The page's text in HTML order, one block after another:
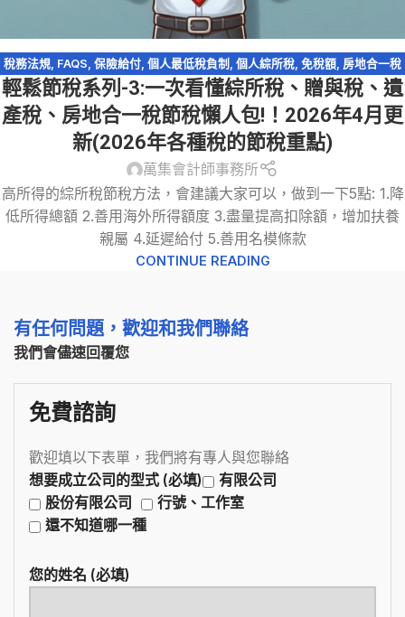
稅務法規 FAQS 保險給付 個人最低稅負制 個人綜所稅 免稅額 房地合一稅
2.0,海外所得,股利收入,資產傳承,輕鬆節稅,輕鬆節稅-綜所稅,農地, 遺產及
贈與稅
輕鬆節稅系列-3:一次看懂綜所稅、贈與稅、遺
產稅、房地合一稅節稅懶人包!！2026年4月更
新(2026年各種稅的節稅重點)
萬集會計師事務所
高所得的綜所稅節稅方法，會建議大家可以，做到一下5點: 1.降
低所得總額 2.善用海外所得額度 3.盡量提高扣除額，增加扶養
親屬 4.延遲給付 5.善用名模條款
CONTINUE READING
有任何問題，歡迎和我們聯絡
我們會儘速回覆您
免費諮詢
歡迎填以下表單，我們將有專人與您聯絡
想要成立公司的型式 (必填)
有限公司
股份有限公司
行號、工作室
還不知道哪一種
您的姓名 (必填)